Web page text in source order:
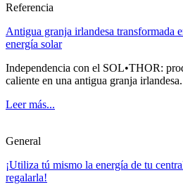
Referencia
Antigua granja irlandesa transformada
energía solar
Independencia con el SOL•THOR:
caliente en una antigua granja irlandesa.
Leer más...
General
¡Utiliza tú mismo la energía de tu
regalarla!